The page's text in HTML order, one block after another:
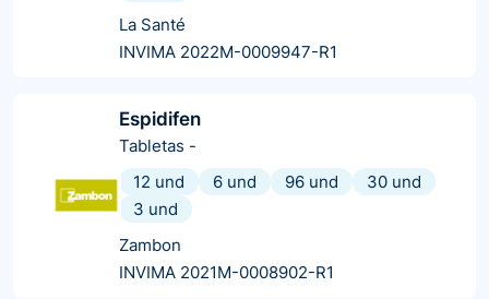
La Santé
INVIMA 2022M-0009947-R1
Espidifen
Tabletas -
12 und
6 und 96 und
30 und
3 und
Zambon
INVIMA 2021M-0008902-R1